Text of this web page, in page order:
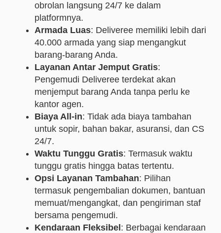
obrolan langsung 24/7 ke dalam
platformnya.
Armada Luas: Deliveree memiliki lebih dari
40.000 armada yang siap mengangkut
barang-barang Anda.
Layanan Antar Jemput Gratis:
Pengemudi Deliveree terdekat akan
menjemput barang Anda tanpa perlu ke
kantor agen.
Biaya All-in: Tidak ada biaya tambahan
untuk sopir, bahan bakar, asuransi, dan CS
24/7.
Waktu Tunggu Gratis: Termasuk waktu
tunggu gratis hingga batas tertentu.
Opsi Layanan Tambahan: Pilihan
termasuk pengembalian dokumen, bantuan
memuat/mengangkat, dan pengiriman staf
bersama pengemudi.
Kendaraan Fleksibel : Berbagai kendaraan